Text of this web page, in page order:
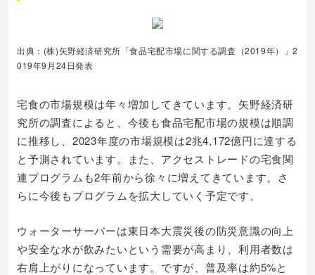
出典：(株)矢野経済研究所「食品宅配市場に関する調査（2019年）」2
019年9月24日発表
宅食の市場規模は年々増加してきています。矢野経済研
究所の調査によると、今後も食品宅配市場の規模は順調
に推移し、2023年度の市場規模は2兆4,172億円に達する
と予測されています。また、アクセストレードの宅食関
連プログラムも2年前から徐々に増えてきています。さ
らに今後もプログラムを拡大していく予定です。
ウォーターサーバーは東日本大震災後の防災意識の向上
や安全な水が飲みたいという需要が高まり、利用者数は
右肩上がりになっています。ですが、普及率は約5%と